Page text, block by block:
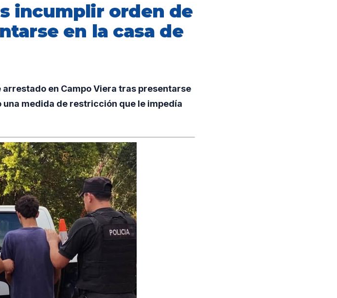
incumplir orden de
en la casa de
arrestado en Campo Viera tras presentarse
medida de restricción que le impedía